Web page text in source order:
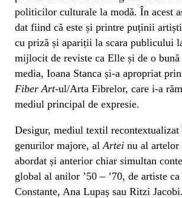
politicilor culturale la modă. În acest
dat fiind că este și printre puținii
cu priză și apariții la scara publicului
mijlocit de reviste ca Elle și de o bună
media, Ioana Stanca și-a apropriat
Fiber Art-ul/Arta Fibrelor, care i-a
mediul principal de expresie.
Desigur, mediul textil
genurilor majore, al Artei nu al artelor
abordat și anterior chiar simultan
global al anilor ’50 – ’70, de artiste ca
Constante, Ana Lupaș sau Ritzi